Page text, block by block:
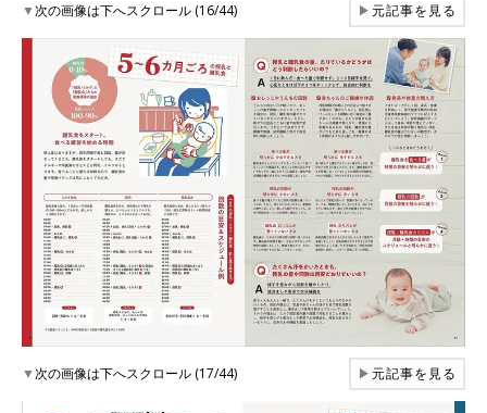
▼次の画像は下へスクロール (16/44) ▶元記事を見る
▼次の画像は下へスクロール (17/44) ▶元記事を見る